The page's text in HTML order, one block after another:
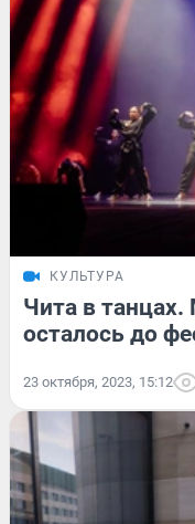
КУЛЬТУРА
Чита в
осталось до
23 октября, 2023, 15:12